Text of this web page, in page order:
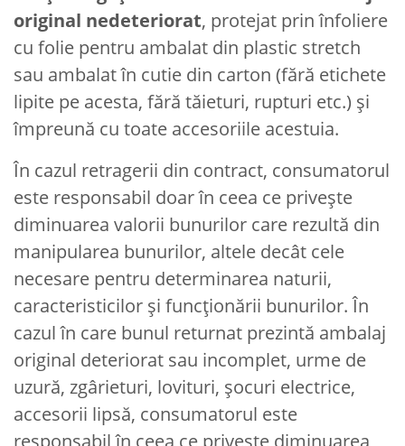
original nedeteriorat, protejat prin înfoliere
cu folie pentru ambalat din plastic stretch
sau ambalat în cutie din carton (fără etichete
lipite pe acesta, fără tăieturi, rupturi etc.) și
împreună cu toate accesoriile acestuia.
În cazul retragerii din contract, consumatorul
este responsabil doar în ceea ce privește
diminuarea valorii bunurilor care rezultă din
manipularea bunurilor, altele decât cele
necesare pentru determinarea naturii,
caracteristicilor și funcționării bunurilor. În
cazul în care bunul returnat prezintă ambalaj
original deteriorat sau incomplet, urme de
uzură, zgârieturi, lovituri, șocuri electrice,
accesorii lipsă, consumatorul este
responsabil în ceea ce privește diminuarea